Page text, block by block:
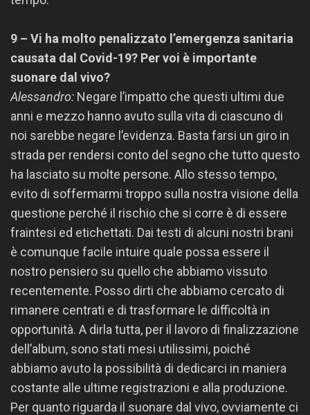
9 – Vi ha molto penalizzato l’emergenza sanitaria
causata dal Covid-19? Per voi è importante
suonare dal vivo?
Alessandro: Negare l’impatto che questi ultimi due
anni e mezzo hanno avuto sulla vita di ciascuno di
noi sarebbe negare l’evidenza. Basta farsi un giro in
strada per rendersi conto del segno che tutto questo
ha lasciato su molte persone. Allo stesso tempo,
evito di soffermarmi troppo sulla nostra visione della
questione perché il rischio che si corre è di essere
fraintesi ed etichettati. Dai testi di alcuni nostri brani
è comunque facile intuire quale possa essere il
nostro pensiero su quello che abbiamo vissuto
recentemente. Posso dirti che abbiamo cercato di
rimanere centrati e di trasformare le difficoltà in
opportunità. A dirla tutta, per il lavoro di finalizzazione
dell’album, sono stati mesi utilissimi, poiché
abbiamo avuto la possibilità di dedicarci in maniera
costante alle ultime registrazioni e alla produzione.
Per quanto riguarda il suonare dal vivo, ovviamente ci